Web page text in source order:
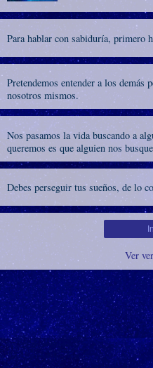
Para hablar con sabiduría, primero
Pretendemos entender a los demás
nosotros mismos.
Nos pasamos la vida buscando a
queremos es que alguien nos
Debes perseguir tus sueños, de lo
Ver